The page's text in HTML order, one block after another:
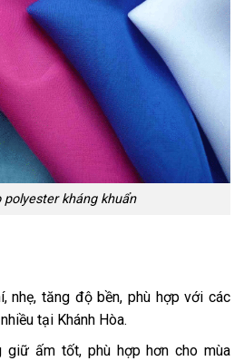
polyester kháng khuẩn
nhẹ, tăng độ bền, phù hợp với các
tại Khánh Hòa.
giữ ấm tốt, phù hợp hơn cho mùa